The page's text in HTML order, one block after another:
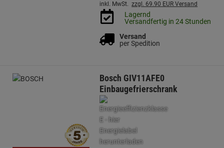
inkl. MwSt. zzgl. 69.90 EUR Versand
Lagernd
Versandfertig in 24 Stunden
Versand
per Spedition
Bosch GIV11AFE0
Einbaugefrierschrank